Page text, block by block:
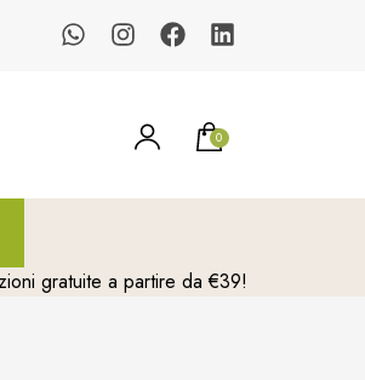
0
gratuite a partire da €39!